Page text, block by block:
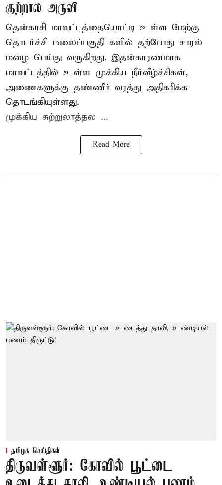
குற்றால அருவி
தென்காசி மாவட்டத்தையொட்டி உள்ள மேற்கு
தொடர்ச்சி மலைப்பகுதி களில் தற்போது சாரல்
மழை பெய்து வருகிறது. இதன்காரணமாக
மாவட்டத்தில் உள்ள முக்கிய நீர்வீழ்ச்சிகள்,
அணைகளுக்கு தண்ணீர் வரத்து அதிகரிக்க
தொடங்கியுள்ளது.
முக்கிய சுற்றுலாத்தல ...
Read More
தமிழக செய்திகள்
திருவள்ளூர்: கோவில் பூட்டை